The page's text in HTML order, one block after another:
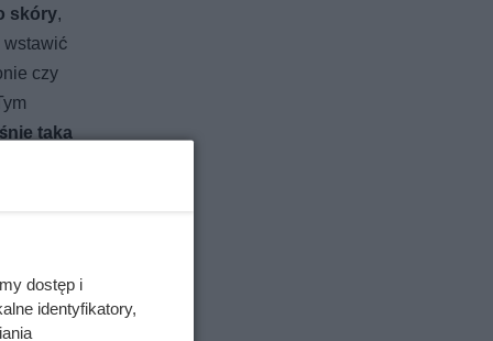
skóry,
wstawić
czy
taka
dostęp i
identyfikatory,